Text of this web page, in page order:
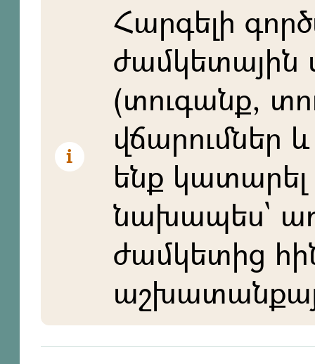
Հարգելի
ժամկետային
(տուգանք,
վճարումներ
ենք կատարել
նախապես`
ժամկետից